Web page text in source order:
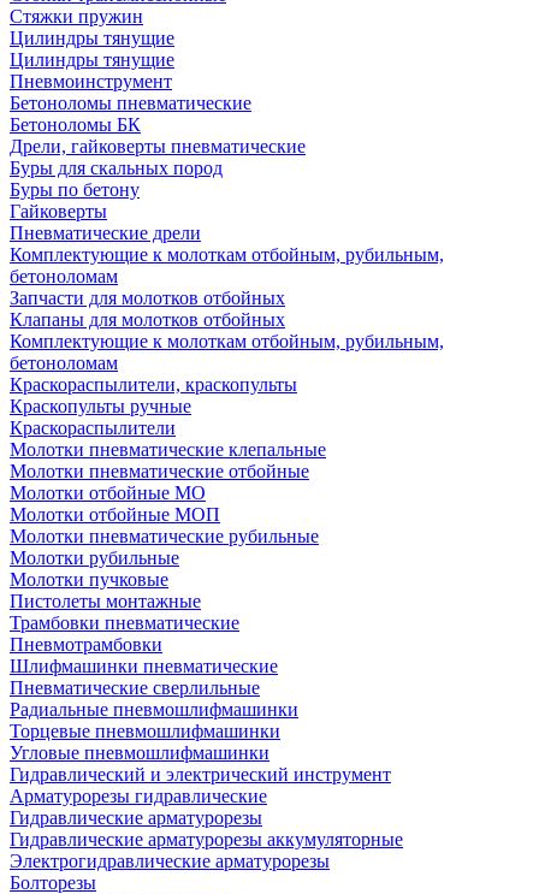
Стяжки пружин
Цилиндры тянущие
Цилиндры тянущие
Пневмоинструмент
Бетоноломы пневматические
Бетоноломы БК
Дрели, гайковерты пневматические
Буры для скальных пород
Буры по бетону
Гайковерты
Пневматические дрели
Комплектующие к молоткам отбойным, рубильным,
бетоноломам
Запчасти для молотков отбойных
Клапаны для молотков отбойных
Комплектующие к молоткам отбойным, рубильным,
бетоноломам
Краскораспылители, краскопульты
Краскопульты ручные
Краскораспылители
Молотки пневматические клепальные
Молотки пневматические отбойные
Молотки отбойные МО
Молотки отбойные МОП
Молотки пневматические рубильные
Молотки рубильные
Молотки пучковые
Пистолеты монтажные
Трамбовки пневматические
Пневмотрамбовки
Шлифмашинки пневматические
Пневматические сверлильные
Радиальные пневмошлифмашинки
Торцевые пневмошлифмашинки
Угловые пневмошлифмашинки
Гидравлический и электрический инструмент
Арматурорезы гидравлические
Гидравлические арматурорезы
Гидравлические арматурорезы аккумуляторные
Электрогидравлические арматурорезы
Болторезы